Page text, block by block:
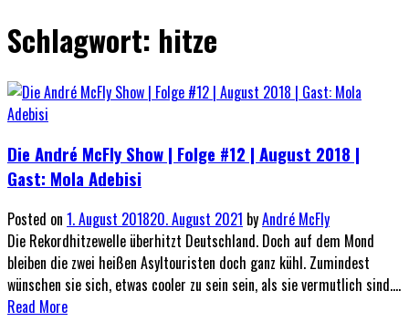
Schlagwort: hitze
Die André McFly Show | Folge #12 | August 2018 |
Gast: Mola Adebisi
Posted on 1. August 201820. August 2021 byAndré McFly
Die Rekordhitzewelle überhitzt Deutschland. Doch auf dem Mond
bleiben die zwei heißen Asyltouristen doch ganz kühl. Zumindest
wünschen sie sich, etwas cooler zu sein sein, als sie vermutlich sind....
Read More